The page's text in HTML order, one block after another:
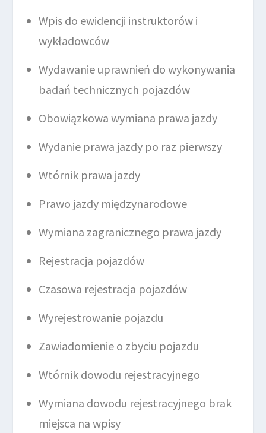
Wpis do ewidencji instruktorów i
wykładowców
Wydawanie uprawnień do wykonywania
badań technicznych pojazdów
Obowiązkowa wymiana prawa jazdy
Wydanie prawa jazdy po raz pierwszy
Wtórnik prawa jazdy
Prawo jazdy międzynarodowe
Wymiana zagranicznego prawa jazdy
Rejestracja pojazdów
Czasowa rejestracja pojazdów
Wyrejestrowanie pojazdu
Zawiadomienie o zbyciu pojazdu
Wtórnik dowodu rejestracyjnego
Wymiana dowodu rejestracyjnego brak
miejsca na wpisy